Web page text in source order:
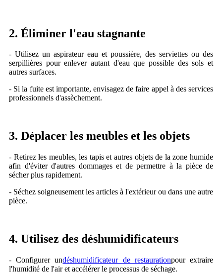
2. Éliminer l'eau stagnante
- Utilisez un aspirateur eau et poussière, des serviettes ou des
serpillières pour enlever autant d'eau que possible des sols et
autres surfaces.
- Si la fuite est importante, envisagez de faire appel à des services
professionnels d'assèchement.
3. Déplacer les meubles et les objets
- Retirez les meubles, les tapis et autres objets de la zone humide
afin d'éviter d'autres dommages et de permettre à la pièce de
sécher plus rapidement.
- Séchez soigneusement les articles à l'extérieur ou dans une autre
pièce.
4. Utilisez des déshumidificateurs
- Configurer undéshumidificateur de restaurationpour extraire
l'humidité de l'air et accélérer le processus de séchage.